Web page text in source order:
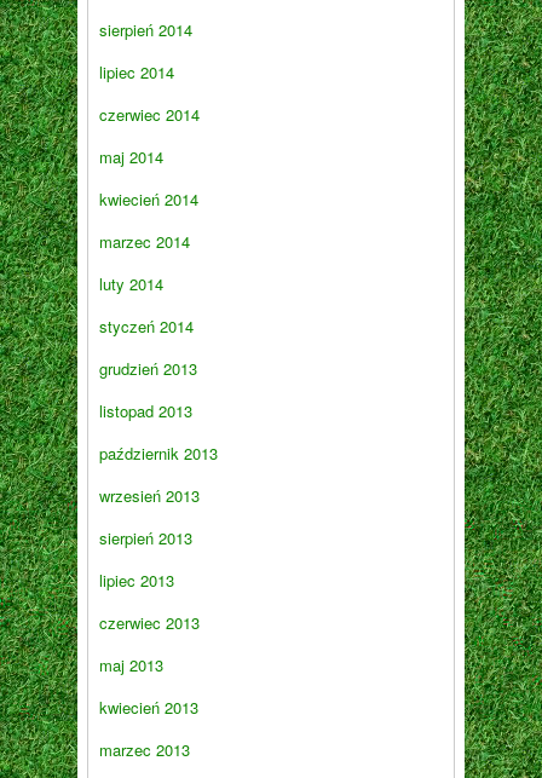
sierpień 2014
lipiec 2014
czerwiec 2014
maj 2014
kwiecień 2014
marzec 2014
luty 2014
styczeń 2014
grudzień 2013
listopad 2013
październik 2013
wrzesień 2013
sierpień 2013
lipiec 2013
czerwiec 2013
maj 2013
kwiecień 2013
marzec 2013